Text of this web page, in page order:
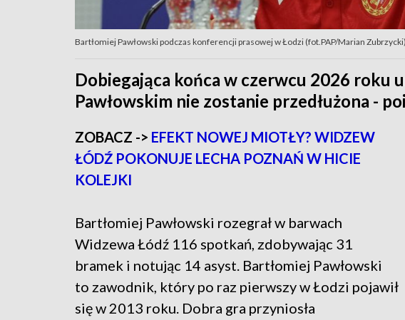
Bartłomiej Pawłowski podczas konferencji prasowej w Łodzi (fot.PAP/Marian Zubrzycki)
Dobiegająca końca w czerwcu 2026 roku
Pawłowskim nie zostanie przedłużona -
ZOBACZ -> EFEKT NOWEJ MIOTŁY? WIDZEW
ŁÓDŹ POKONUJE LECHA POZNAŃ W HICIE
KOLEJKI
Bartłomiej Pawłowski rozegrał w barwach
Widzewa Łódź 116 spotkań, zdobywając 31
bramek i notując 14 asyst. Bartłomiej Pawłowski
to zawodnik, który po raz pierwszy w Łodzi pojawił
się w 2013 roku. Dobra gra przyniosła